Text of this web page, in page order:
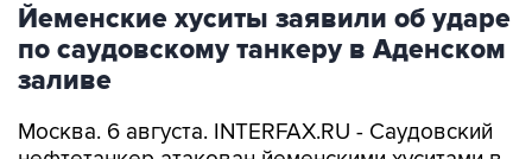
Йеменские хуситы заявили об ударе
по саудовскому танкеру в Аденском
заливе
Москва. 6 августа. INTERFAX.RU - Саудовский